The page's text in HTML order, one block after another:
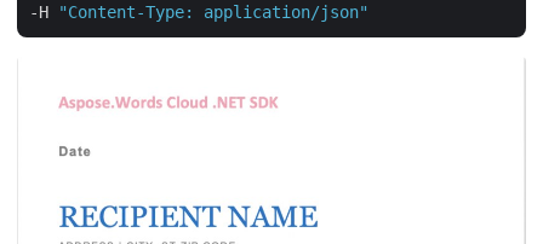
-H
"Content-Type: application/json"